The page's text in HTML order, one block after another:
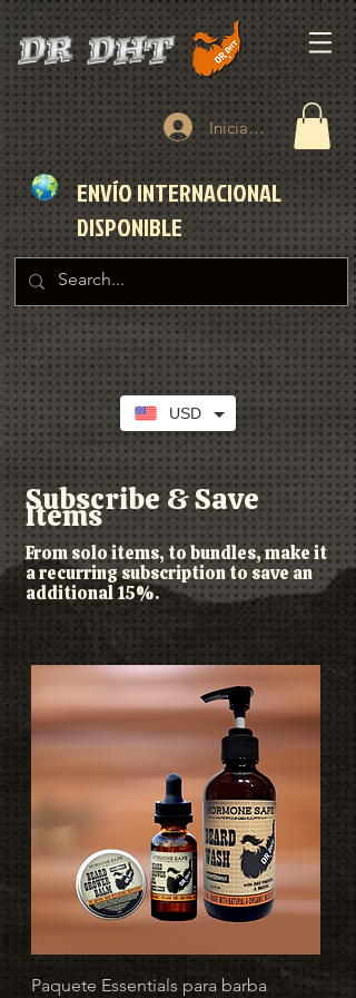
USD
Iniciar sesión
ENVÍO INTERNACIONAL
DISPONIBLE
Subscribe & Save
Items
From solo items, to bundles, make it
a recurring subscription to save an
additional 15%.
Paquete Essentials para barba